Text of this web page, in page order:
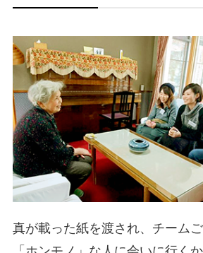
真が載った紙を渡され、チーム